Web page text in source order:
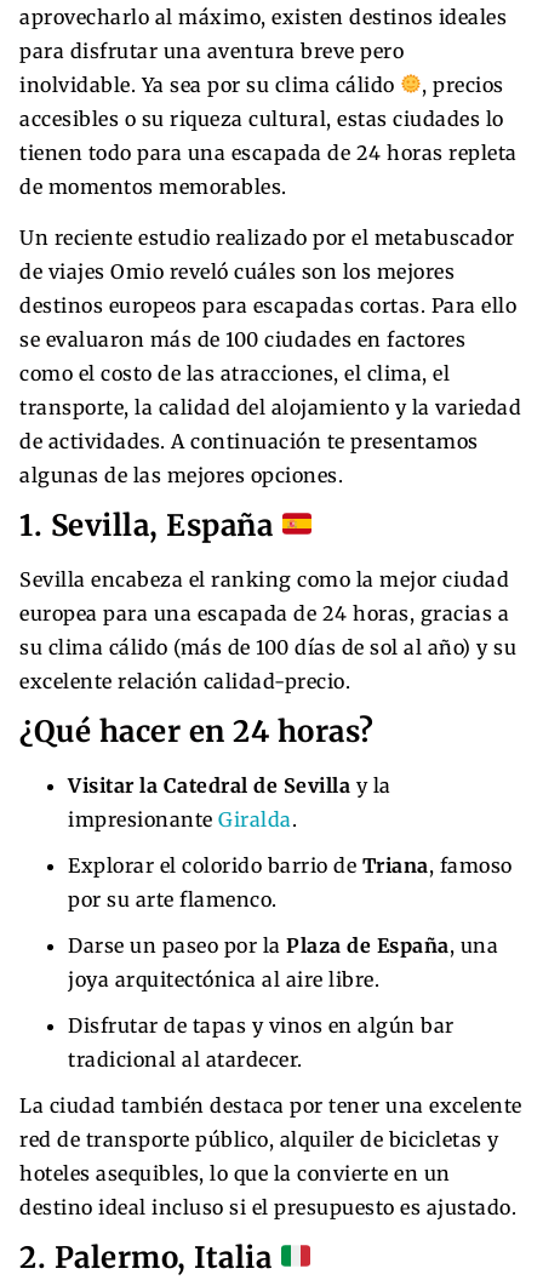
aprovecharlo al máximo, existen destinos ideales
para disfrutar una aventura breve pero
inolvidable. Ya sea por su clima cálido
, precios
accesibles o su riqueza cultural, estas ciudades lo
tienen todo para una escapada de 24 horas repleta
de momentos memorables.
Un reciente estudio realizado por el metabuscador
de viajes Omio reveló cuáles son los mejores
destinos europeos para escapadas cortas. Para ello
se evaluaron más de 100 ciudades en factores
como el costo de las atracciones, el clima, el
transporte, la calidad del alojamiento y la variedad
de actividades. A continuación te presentamos
algunas de las mejores opciones.
1. Sevilla, España
Sevilla encabeza el ranking como la mejor ciudad
europea para una escapada de 24 horas, gracias a
su clima cálido (más de 100 días de sol al año) y su
excelente relación calidad-precio.
¿Qué hacer en 24 horas?
Visitar la Catedral de Sevilla y la
impresionante Giralda.
Explorar el colorido barrio de Triana, famoso
por su arte flamenco.
Darse un paseo por la Plaza de España, una
joya arquitectónica al aire libre.
Disfrutar de tapas y vinos en algún bar
tradicional al atardecer.
La ciudad también destaca por tener una excelente
red de transporte público, alquiler de bicicletas y
hoteles asequibles, lo que la convierte en un
destino ideal incluso si el presupuesto es ajustado.
2. Palermo, Italia